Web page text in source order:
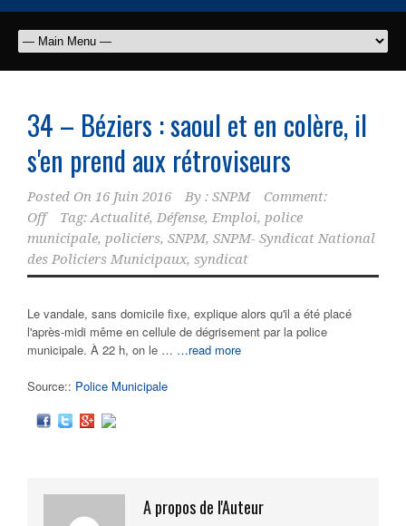
34 – Béziers : saoul et en colère, il
s'en prend aux rétroviseurs
Posted On 16 Juin 2016 By : SNPM
Comment:
Off
Tag:Actualité, Défense, Emploi, police
municipale, policiers, SNPM, SNPM- Syndicat National
des Policiers Municipaux, syndicat
Le vandale, sans domicile fixe, explique alors qu'il a été placé
l'après-midi même en cellule de dégrisement par la police
municipale. À 22 h, on le … …read more
Source:: Police Municipale
A propos de l'Auteur